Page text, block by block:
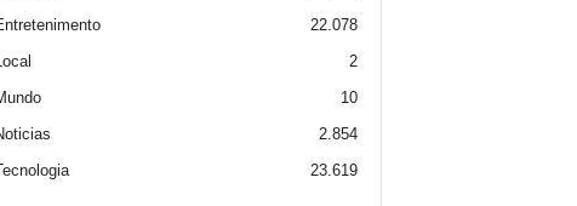
22.078
Local
2
10
2.854
23.619